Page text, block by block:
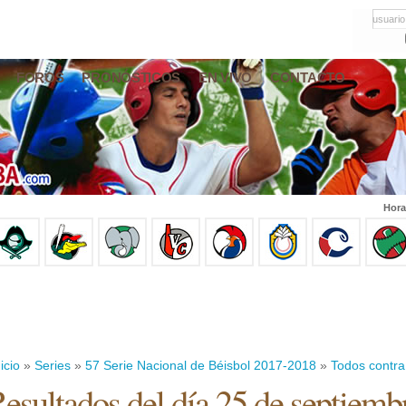
FOROS PRONÓSTICOS EN VIVO CONTACTO
» Series » 57 Serie Nacional de Béisbol 2017-2018 » Todos